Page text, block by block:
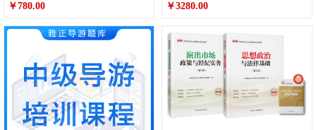
￥780.00 ￥3280.00